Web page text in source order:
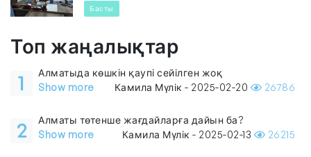
Басты
Топ жаңалықтар
1
Алматыда көшкін қаупі сейілген жоқ
Show more
Камила Мүлік - 2025-02-20 26786
2
Алматы төтенше жағдайларға дайын ба?
Show more
Камила Мүлік - 2025-02-13 26215